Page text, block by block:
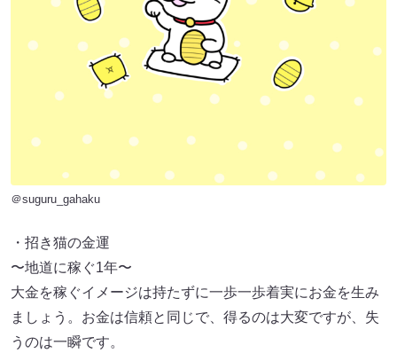
＠suguru_gahaku
・招き猫の金運
〜地道に稼ぐ1年〜
大金を稼ぐイメージは持たずに一歩一歩着実にお金を生み
ましょう。お金は信頼と同じで、得るのは大変ですが、失
うのは一瞬です。